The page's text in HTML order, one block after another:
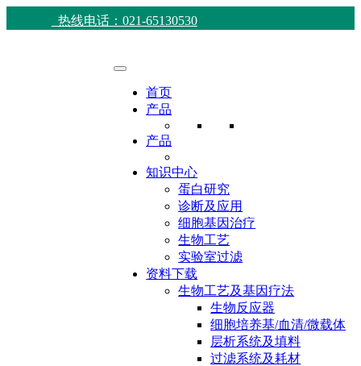
热线电话：021-65130530
首页
产品
产品
知识中心
蛋白研究
诊断及应用
细胞基因治疗
生物工艺
实验室过滤
资料下载
生物工艺及基因疗法
生物反应器
细胞培养基/血清/微载体
层析系统及填料
过滤系统及耗材